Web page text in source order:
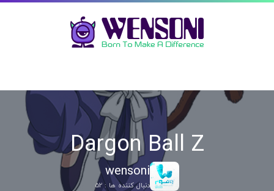
Dargon Ball Z
wensoni
دنبال کننده ها : 52